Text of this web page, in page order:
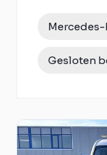
Mercedes-
Gesloten